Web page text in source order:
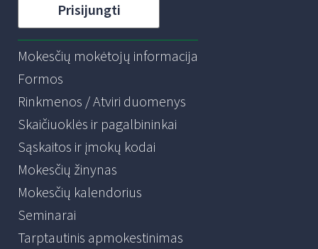
Prisijungti
Mokesčių mokėtojų informacija
Formos
Rinkmenos / Atviri duomenys
Skaičiuoklės ir pagalbininkai
Sąskaitos ir įmokų kodai
Mokesčių žinynas
Mokesčių kalendorius
Seminarai
Tarptautinis apmokestinimas